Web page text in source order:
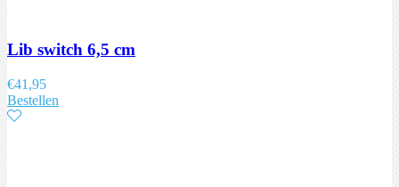
Lib switch 6,5 cm
€41,95
Bestellen